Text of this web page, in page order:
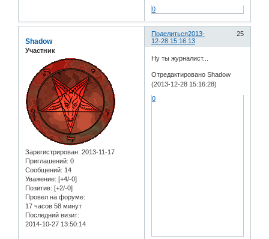
0
Поделиться 25
2013-
12-28 15:16:13
Shadow
Участник
Зарегистрирован: 2013-11-17
Приглашений: 0
Сообщений: 14
Уважение: [+4/-0]
Позитив: [+2/-0]
Провел на форуме:
17 часов 58 минут
Последний визит:
2014-10-27 13:50:14
Ну ты журналист...
Отредактировано Shadow
(2013-12-28 15:16:28)
0